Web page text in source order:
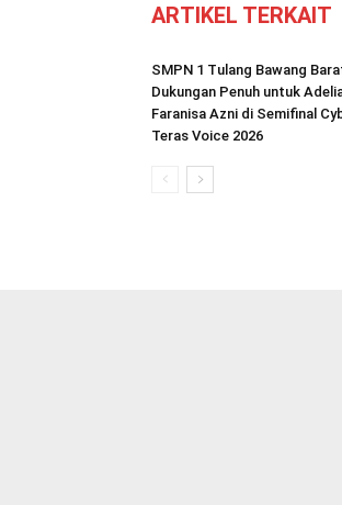
ARTIKEL TERKAIT
SMPN 1 Tulang Bawang
Dukungan Penuh untuk
Faranisa Azni di Semifinal
Teras Voice 2026